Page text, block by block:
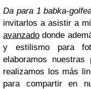
Da para 1 babka-
invitarlos a asistir a
avanzado donde
y estilismo para
elaboramos
realizamos los más
para compartir en